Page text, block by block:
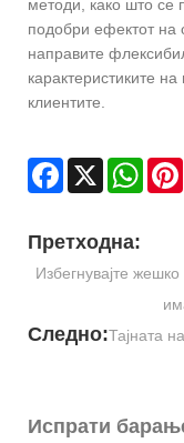
методи, како што се
подобри ефектот на
направите
карактеристиките
клиентите.
Facebook
X
Претходна:
Избегнувајте
Следно:Тајната
Испрати